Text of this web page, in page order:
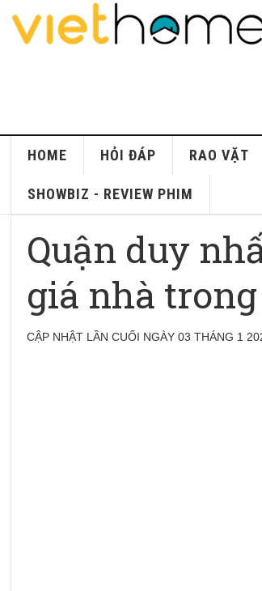
HOME HỎI ĐÁP RAO VẶT
SHOWBIZ - REVIEW PHIM
Quận duy
giá nhà
CẬP NHẬT LẦN CUỐI NGÀY 03 THÁNG 1